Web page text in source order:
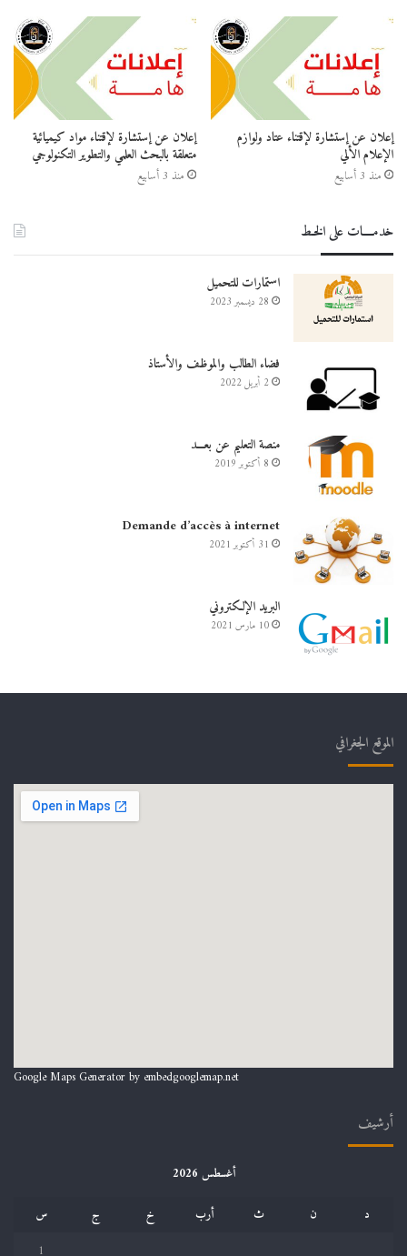
إعلان عن إستشارة لإقتناء عتاد ولوازم
الإعلام الألي
منذ 3 أسابيع
إعلان عن إستشارة لإقتناء مواد كيميائية
متعلقة بالبحث العلمي والتطوير التكنولوجي
منذ 3 أسابيع
خدمــــات على الخـط
استمارات للتحميل
28 ديسمبر 2023
فضاء الطالب والموظف والأستاذ
2 أبريل 2022
منصة التعليم عن بعـــد
8 أكتوبر 2019
Demande d’accès à internet
31 أكتوبر 2021
البريد الإلكتروني
10 مارس 2021
الموقع الجغرافي
Google Maps Generator by embedgooglemap.net
أرشيف
أغسطس 2026
د
ن ث أرب خ ج
س
1